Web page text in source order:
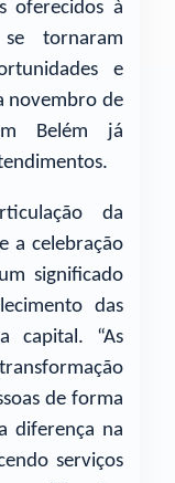
oferecidos à
tornaram
e
novembro de
Belém já
da
a celebração
significado
das
capital. “As
de forma
diferença na
serviços